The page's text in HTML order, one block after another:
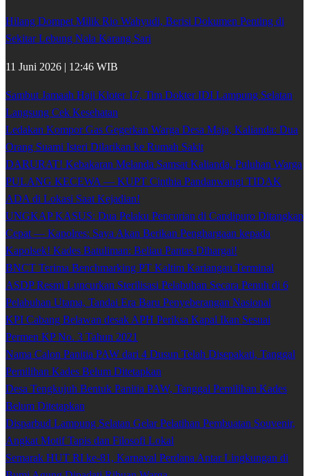
Hilang Dompet Milik Rio Wahyudi, Berisi Dokumen Penting di
Sekitar Lebung Nala Karang Sari
11 Juni 2026 | 12:46 WIB
Sambut Jamaah Haji Kloter 17, Tim Dokter IDI Lampung Selatan
Langsung Cek Kesehatan
Ledakan Kompor Gas Gegerkan Warga Desa Maja, Kalianda: Dua
Orang Suami Isteri Dilarikan ke Rumah Sakit
DARURAT! Kebakaran Melanda Samsat Kalianda, Puluhan Warga
PULANG KECEWA — KUPT Cinthia Pandanwangi TIDAK
ADA di Lokasi Saat Kejadian!
UNGKAP KASUS: Dua Pelaku Pencurian di Candipuro Ditangkap
Cepat — Kapolres: Saya Akan Berikan Penghargaan kepada
Kapolsek! Kades Batuliman: Beliau Pantas Dihargai!
BNCT Terima Benchmarking PT Kaltim Kariangau Terminal
ASDP Resmi Luncurkan Sterilisasi Pelabuhan Secara Penuh di 6
Pelabuhan Utama, Tandai Era Baru Penyeberangan Nasional
KPI Cabang Belawan desak APH Periksa Kapal Ikan Sesuai
Permen KP No. 3 Tahun 2021
Nama Calon Panitia PAW dari 4 Dusun Telah Disepakati, Tanggal
Pemilihan Kades Belum Ditetapkan
Desa Tengkujuh Bentuk Panitia PAW, Tanggal Pemilihan Kades
Belum Ditetapkan
Disparbud Lampung Selatan Gelar Pelatihan Pembuatan Souvenir,
Angkat Motif Tapis dan Filosofi Lokal
Semarak HUT RI ke-81, Karnaval Perdana Antar Lingkungan di